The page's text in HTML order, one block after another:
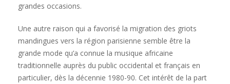
grandes occasions.
Une autre raison qui a favorisé la migration des griots
mandingues vers la région parisienne semble être la
grande mode qu’a connue la musique africaine
traditionnelle auprès du public occidental et français en
particulier, dès la décennie 1980-90. Cet intérêt de la part